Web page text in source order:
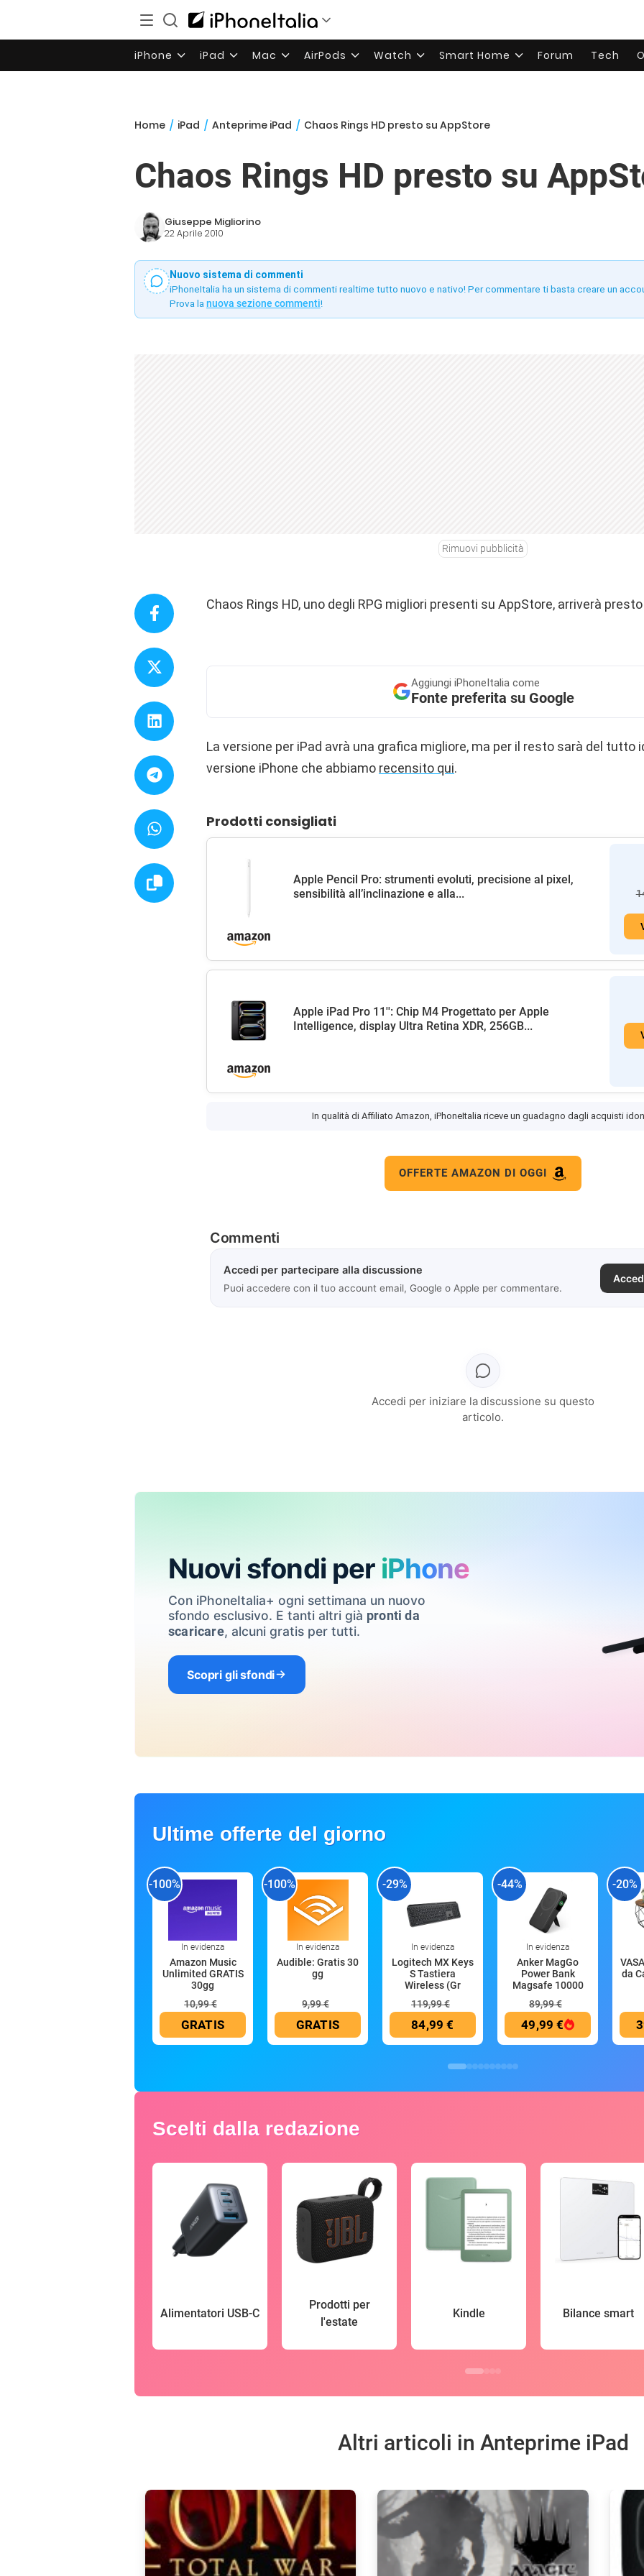
iPhone iPad Mac AirPods Watch Smart Home Forum Tech
Home / iPad / Anteprime iPad / Chaos Rings HD presto su AppStore
Chaos Rings HD presto su
Giuseppe Migliorino
22 Aprile 2010
Nuovo sistema di commenti
iPhoneItalia ha un sistema di commenti realtime tutto nuovo e nativo! Per commentare ti basta creare un
Prova la nuova sezione commenti!
Rimuovi pubblicità
Chaos Rings HD, uno degli RPG migliori presenti su AppStore, arriverà
Aggiungi iPhoneItalia come
Fonte preferita su Google
La versione per iPad avrà una grafica migliore, ma per il resto sarà del tutto
versione iPhone che abbiamo recensito qui.
Prodotti consigliati
Apple Pencil Pro: strumenti evoluti, precisione al pixel,
sensibilità all’inclinazione e alla...
Apple iPad Pro 11'': Chip M4 Progettato per Apple
Intelligence, display Ultra Retina XDR, 256GB...
In qualità di Affiliato Amazon, iPhoneItalia riceve un guadagno dagli acquisti
OFFERTE AMAZON DI OGGI
Commenti
Accedi per partecipare alla discussione
Puoi accedere con il tuo account email, Google o Apple per commentare.
Accedi per iniziare la discussione su questo
articolo.
Nuovi sfondi per iPhone
Con iPhoneItalia+ ogni settimana un nuovo
sfondo esclusivo. E tanti altri già pronti da
scaricare, alcuni gratis per tutti.
Scopri gli sfondi
Ultime offerte del giorno
-100%
In evidenza
Amazon Music
Unlimited GRATIS
30gg
10,99 €
GRATIS
-100%
In evidenza
Audible: Gratis 30
gg
9,99 €
GRATIS
-29%
In evidenza
Logitech MX Keys
S Tastiera
Wireless (Gr
119,99 €
84,99 €
-44%
In evidenza
Anker MagGo
Power Bank
Magsafe 10000
89,99 €
49,99 €
-20%
da
Scelti dalla redazione
Alimentatori USB-C
Prodotti per
l'estate
Kindle Bilance smart
Altri articoli in Anteprime iPad